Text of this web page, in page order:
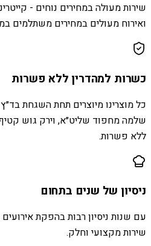
שירות מעולה במחירים נוחים -
ואירוח מעולים במחירים משתלמים
כשרות למהדרין ללא פשרות
כל מוצרינו מיוצרים תחת השגחת
שלמה מחפוד שליט״א, וירק גוש
ללא פשרות.
ניסיון של שנים בתחום
עם שנות ניסיון רבות בהפקת
שירות מקצועי וחלק.